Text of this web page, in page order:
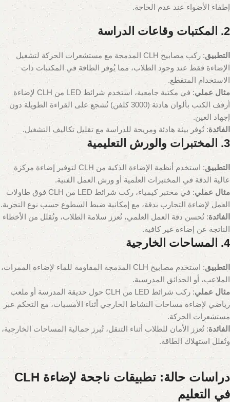
إطفاء الأضواء عند عدم الحاجة.
2. المكتبات وقاعات الدراسة
التطبيق
: ركب مصابيح CLH المدمجة مع مستشعرات الحركة لتشغيل
الإضاءة فقط عند وجود الطلاب، مما يُوفر الطاقة في المكتبات ذات
الاستخدام المتقطع.
مثال عملي
: في مكتبة جامعية، استخدم شرائط LED من CLH لإضاءة
أرفف الكتب بألوان هادئة (3000 كلفن) تُشجع على القراءة الطويلة دون
إجهاد العين.
الفائدة: تُوفر بيئة هادئة ومريحة للدراسة مع تقليل تكاليف التشغيل.
3. المختبرات والورش التعليمية
التطبيق
: استخدم أنظمة الإضاءة الذكية من CLH لتوفير إضاءة مركزة
عالية الدقة في المختبرات العلمية أو ورش العمل الفنية.
مثال عملي
: في مختبر كيمياء، ركب شرائط LED من CLH فوق طاولات
العمل لإضاءة التجارب بدقة، مع إمكانية ضبط السطوع حسب نوع التجربة.
الفائدة: تُحسن دقة العمل العلمي، تُعزز سلامة الطلاب، وتُقلل من الأخطاء
الناتجة عن إضاءة غير كافية.
4. المساحات الخارجية
التطبيق
: استخدم مصابيح CLH المدمجة المقاومة للماء لإضاءة الممرات،
الملاعب، أو الحدائق المدرسية.
مثال عملي
: ركب شرائط LED من CLH حول حديقة المدرسة أو ملعب
رياضي لإضاءة مساحات النشاط الخارجي أثناء الأمسيات، مع التحكم عبر
مستشعرات الحركة.
الفائدة: تُعزز الأمان للطلاب أثناء التنقل، تُبرز جمالية المساحات الخارجية،
وتُقلل استهلاك الطاقة.
دراسات حالة: تطبيقات ناجحة لإضاءة CLH
في التعليم